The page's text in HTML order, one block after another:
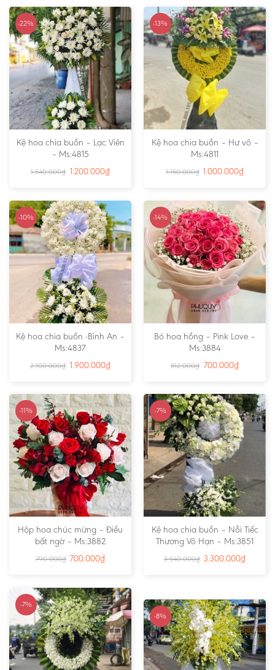
-22%
Kệ hoa chia buồn – Lạc Viên
– Ms:4815
1.540.000₫ 1.200.000₫
-13%
Kệ hoa chia buồn – Hư vô –
Ms:4811
1.150.000₫ 1.000.000₫
-10%
Kệ hoa chia buồn -Bình An –
Ms:4837
2.100.000₫ 1.900.000₫
-14%
Bó hoa hồng – Pink Love –
Ms:3884
812.000₫ 700.000₫
-11%
Hộp hoa chúc mừng – Điều
bất ngờ – Ms:3882
790.000₫ 700.000₫
-7%
Kệ hoa chia buồn – Nỗi Tiếc
Thương Vô Hạn – Ms:3851
3.540.000₫ 3.300.000₫
-7%
-8%